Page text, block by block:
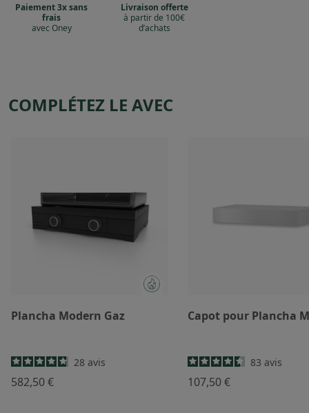
Paiement 3x sans
frais
avec Oney
Livraison offerte
à partir de 100€
d’achats
COMPLÉTEZ LE AVEC
Plancha Modern Gaz
28 avis
582,50 €
Capot pour Plancha
83 avis
107,50 €